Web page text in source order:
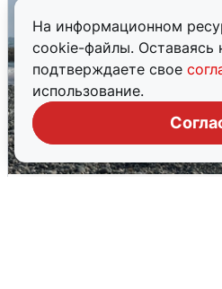
На информационном
cookie-файлы. Оставаясь
подтверждаете свое
использование.